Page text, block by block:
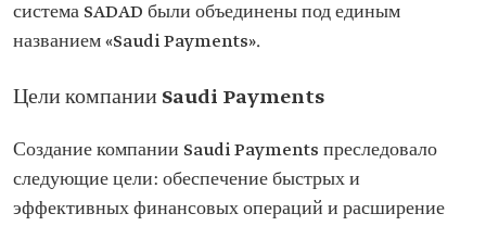
система SADAD были объединены под единым
названием «Saudi Payments».
Цели компании Saudi Payments
Создание компании Saudi Payments преследовало
следующие цели: обеспечение быстрых и
эффективных финансовых операций и расширение